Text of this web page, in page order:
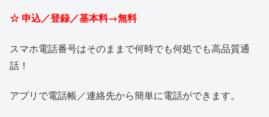
☆ 申込／登録／基本料→無料
スマホ電話番号はそのままで何時でも何処でも高品質通
話！
アプリで電話帳／連絡先から簡単に電話ができます。